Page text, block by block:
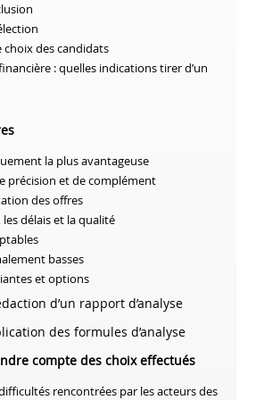
choix des candidats
financière : quelles indications tirer d’un
la plus avantageuse
précision et de complément
des offres
délais et la qualité
basses
et options
d’un rapport d’analyse
des formules d’analyse
compte des choix effectués
rencontrées par les acteurs des